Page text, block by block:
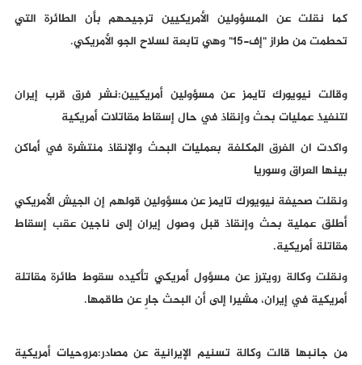
كما نقلت عن المسؤولين الأمريكيين ترجيحهم بأن الطائرة التي
تحطمت من طراز "إف-15" وهي تابعة لسلاح الجو الأمريكي.
وقالت نيويورك تايمز عن مسؤولين أمريكيين:نشر فرق قرب إيران
لتنفيذ عمليات بحث وإنقاذ في حال إسقاط مقاتلات أمريكية
واكدت ان الفرق المكلفة بعمليات البحث والإنقاذ منتشرة في أماكن
بينها العراق وسوريا
ونقلت صحيفة نيويورك تايمز عن مسؤولين قولهم إن الجيش الأمريكي
أطلق عملية بحث وإنقاذ قبل وصول إيران إلى ناجين عقب إسقاط
مقاتلة أمريكية.
ونقلت وكالة رويترز عن مسؤول أمريكي تأكيده سقوط طائرة مقاتلة
أمريكية في إيران، مشيرا إلى أن البحث جارٍ عن طاقمها.
من جانبها قالت وكالة تسنيم الإيرانية عن مصادر:مروحيات أمريكية